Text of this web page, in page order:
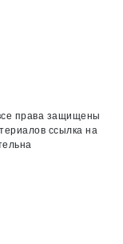
права защищены
ссылка на